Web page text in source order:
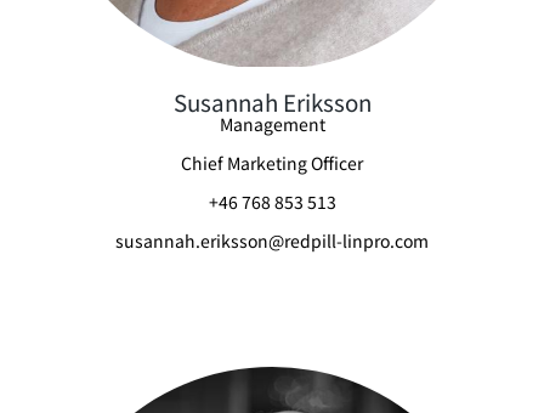
Susannah Eriksson
Management
Chief Marketing Officer
+46 768 853 513
susannah.eriksson@redpill-linpro.com